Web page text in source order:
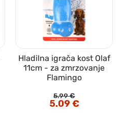
Hladilna igrača kost Olaf
11cm - za zmrzovanje
Flamingo
5.99€
Izvirna
cena
5.09€Trenutna
cena